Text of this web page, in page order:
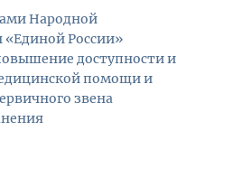
Народной
России»
доступности и
помощи и
звена